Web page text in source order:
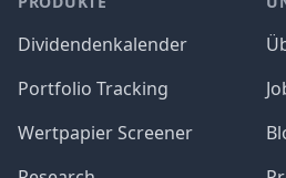
Dividendenkalender
Portfolio Tracking
Wertpapier Screener